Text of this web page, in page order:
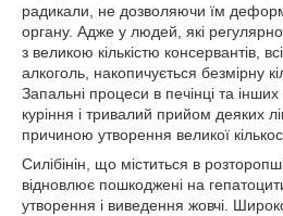
радикали, не дозволяючи їм
органу. Адже у людей, які
з великою кількістю консервантів,
алкоголь, накопичується безмірну
Запальні процеси в печінці та інших
куріння і тривалий прийом деяких
причиною утворення великої
Силібінін, що міститься в
відновлює пошкоджені на
утворення і виведення жовчі.